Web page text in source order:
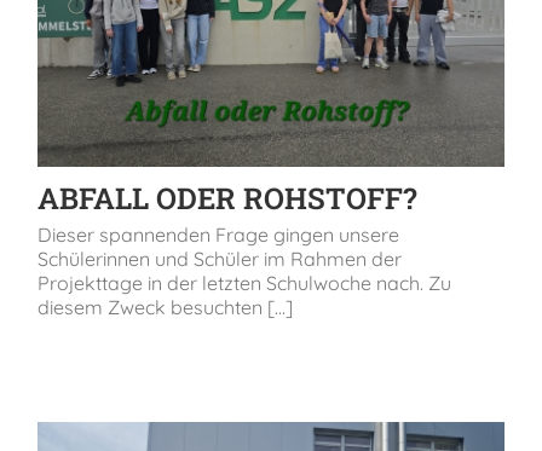
ABFALL ODER ROHSTOFF?
Dieser spannenden Frage gingen unsere
Schülerinnen und Schüler im Rahmen der
Projekttage in der letzten Schulwoche nach. Zu
diesem Zweck besuchten [...]